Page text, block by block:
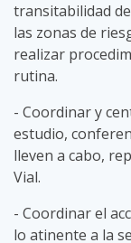
transitabilidad
las zonas de
realizar
rutina.
- Coordinar y
estudio,
lleven a cabo,
Vial.
- Coordinar el
lo atinente a la